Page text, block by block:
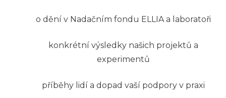
o dění v Nadačním fondu ELLIA a laboratoři
konkrétní výsledky našich projektů a
experimentů
příběhy lidí a dopad vaší podpory v praxi